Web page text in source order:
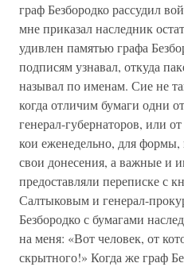
граф Безбородко рассудил
мне приказал наследник
удивлен памятью графа
подписям узнавал, откуда
называл по именам. Сие не
когда отличим бумаги одни
генерал-губернаторов, или
кои еженедельно, для
свои донесения, а важные и
предоставляли переписке с
Салтыковым и генерал-
Безбородко с бумагами
на меня: «Вот человек, от
скрытного!» Когда же граф